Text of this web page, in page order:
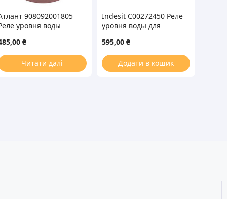
908092001805
уровня воды
машины
₴
Читати далі
Indesit C00272450 Реле
уровня воды для
595,00 ₴
Додати в кошик